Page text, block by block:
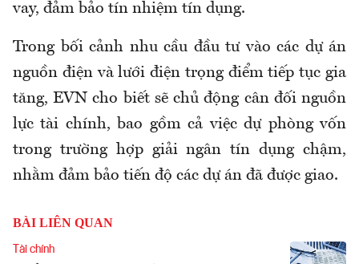
vay, đảm bảo tín nhiệm tín dụng.
Trong bối cảnh nhu cầu đầu tư vào các dự án
nguồn điện và lưới điện trọng điểm tiếp tục gia
tăng, EVN cho biết sẽ chủ động cân đối nguồn
lực tài chính, bao gồm cả việc dự phòng vốn
trong trường hợp giải ngân tín dụng chậm,
nhằm đảm bảo tiến độ các dự án đã được giao.
BÀI LIÊN QUAN
Tài chính